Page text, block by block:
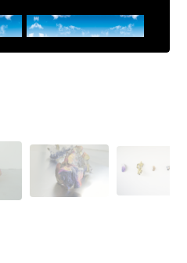
Emilie Soumba